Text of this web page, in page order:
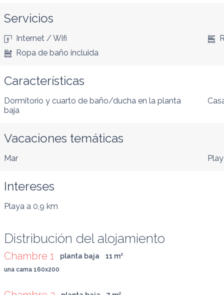
Servicios
Internet / Wifi
Ropa de baño incluida
Características
Dormitorio y cuarto de baño/ducha en la planta
baja
Vacaciones temáticas
Mar
Intereses
Playa a 0,9 km
Distribución del alojamiento
Chambre 1 planta baja 11 m²
una cama 160x200